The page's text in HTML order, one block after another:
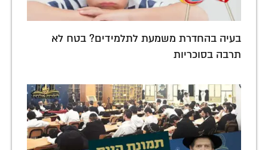
בעיה בהחדרת משמעת לתלמידים? בטח לא
תרבה בסוכריות